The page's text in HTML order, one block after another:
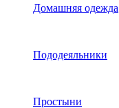
Домашняя одежда
Пододеяльники
Простыни